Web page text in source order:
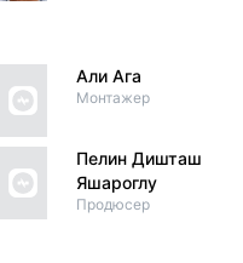
Али Ага
Монтажер
Пелин Дишташ
Яшароглу
Продюсер